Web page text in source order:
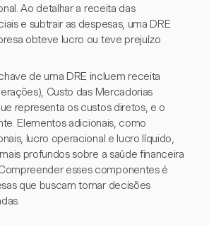
Ao detalhar a receita das
e subtrair as despesas, uma DRE
obteve lucro ou teve prejuízo
de uma DRE incluem receita
Custo das Mercadorias
representa os custos diretos, e o
Elementos adicionais, como
lucro operacional e lucro líquido,
profundos sobre a saúde financeira
esses componentes é
que buscam tomar decisões